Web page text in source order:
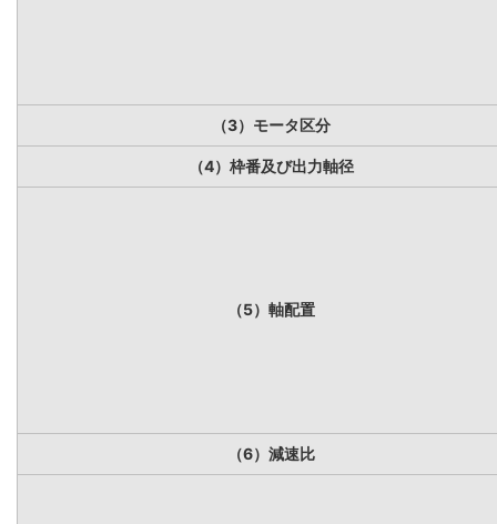
（3）モータ区分
（4）枠番及び出力軸径
（5）軸配置
（6）減速比